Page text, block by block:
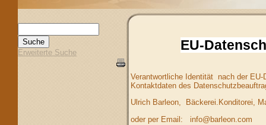
Erweiterte Suche EU-
Verantwortliche Identität nach der EU-
Kontaktdaten des
Ulrich Barleon, Bäckerei.Konditorei,
oder per Email: info@barleon.com